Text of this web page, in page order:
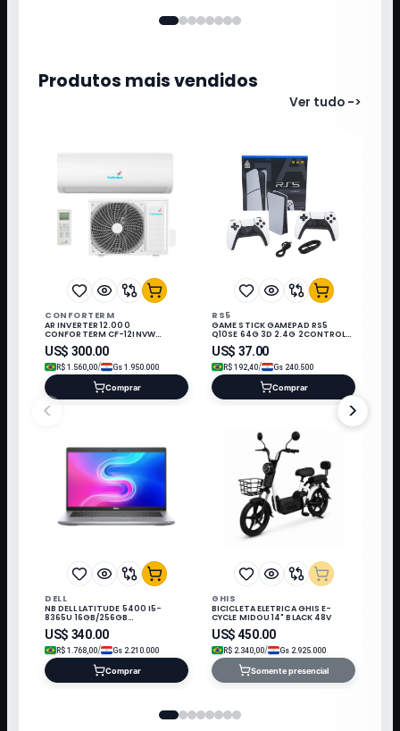
Produtos mais vendidos
Ver tudo ->
<
CONFORTERM
AR INVERTER 12.000
CONFORTERM CF-12INVW
WIFI/220V/60HZ Q/F/R32/KIT IN*
US$ 300.00
R$ 1.560,00/ Gs 1.950.000
Comprar
RS5
GAME STICK GAMEPAD RS5
Q10SE 64G 3D 2.4G 2CONTROLE
3 JOGO PRETO/BRANCO
US$ 37.00
R$ 192,40/ Gs 240.500
Comprar
DELL
NB DELL LATITUDE 5400 I5-
8365U 16GB/256GB
M.2/14"/W11/REFURB
US$ 340.00
R$ 1.768,00/ Gs 2.210.000
Comprar
GHIS
BICICLETA ELETRICA GHIS E-
CYCLE MIDOU 14" BLACK 48V
US$ 450.00
R$ 2.340,00/ Gs 2.925.000
Somente presencial
>